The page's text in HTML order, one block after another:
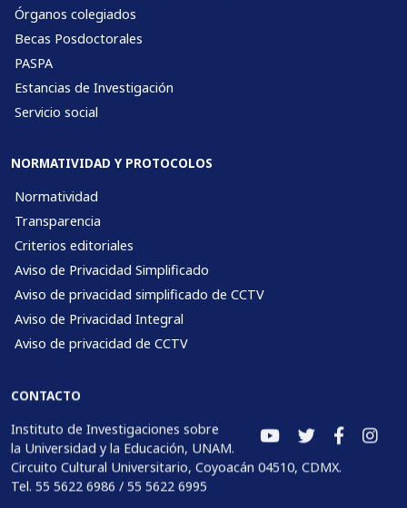
Órganos colegiados
Becas Posdoctorales
PASPA
Estancias de Investigación
Servicio social
NORMATIVIDAD Y PROTOCOLOS
Normatividad
Transparencia
Criterios editoriales
Aviso de Privacidad Simplificado
Aviso de privacidad simplificado de CCTV
Aviso de Privacidad Integral
Aviso de privacidad de CCTV
CONTACTO
Instituto de Investigaciones sobre
la Universidad y la Educación, UNAM.
Circuito Cultural Universitario, Coyoacán 04510, CDMX.
Tel. 55 5622 6986 / 55 5622 6995